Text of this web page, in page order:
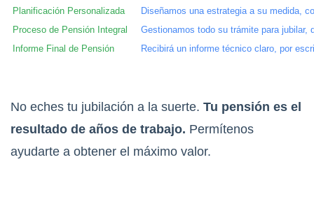
Planificación Personalizada
Diseñamos una estrategia a su medida,
Proceso de Pensión Integral
Gestionamos todo su trámite para jubilar,
Informe Final de Pensión
Recibirá un informe técnico claro, por
No eches tu jubilación a la suerte. Tu pensión es el
resultado de años de trabajo. Permítenos
ayudarte a obtener el máximo valor.